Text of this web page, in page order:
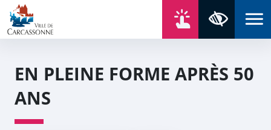
Aller au contenu
Aller au menu
Aller au plan du site
Aller à la recherche
EN PLEINE FORME APRÈS 50
ANS
Panneau de gestion des cookies